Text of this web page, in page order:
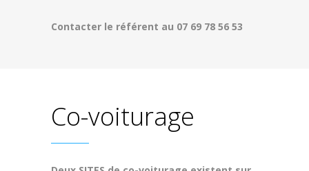
Contacter le référent au 07 69 78 56 53
Co-voiturage